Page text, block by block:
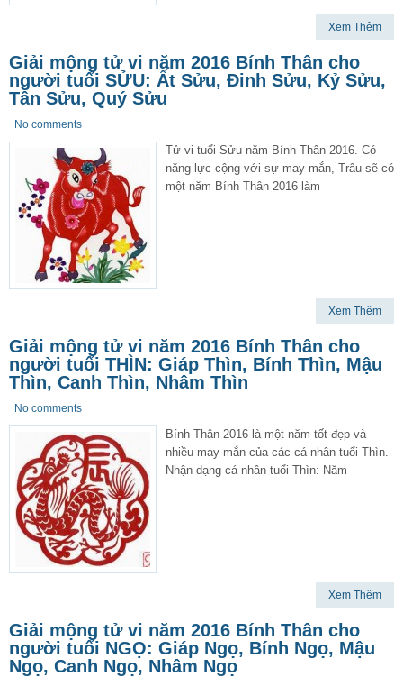
Xem Thêm
Giải mộng tử vi năm 2016 Bính Thân cho
người tuổi SỬU: Ất Sửu, Đinh Sửu, Kỷ Sửu,
Tân Sửu, Quý Sửu
No comments
Tử vi tuổi Sửu năm Bính Thân 2016. Có
năng lực cộng với sự may mắn, Trâu sẽ có
một năm Bính Thân 2016 làm
Xem Thêm
Giải mộng tử vi năm 2016 Bính Thân cho
người tuổi THÌN: Giáp Thìn, Bính Thìn, Mậu
Thìn, Canh Thìn, Nhâm Thìn
No comments
Bính Thân 2016 là một năm tốt đẹp và
nhiều may mắn của các cá nhân tuổi Thìn.
Nhận dạng cá nhân tuổi Thìn: Năm
Xem Thêm
Giải mộng tử vi năm 2016 Bính Thân cho
người tuổi NGỌ: Giáp Ngọ, Bính Ngọ, Mậu
Ngọ, Canh Ngọ, Nhâm Ngọ